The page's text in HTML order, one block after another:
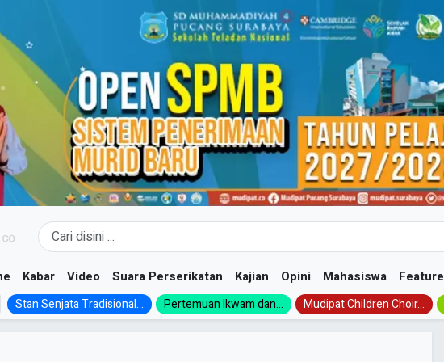
Kabar Video Suara Perserikatan Kajian Opini Mahasiswa Feature
Stan Senjata Tradisional... Pertemuan Ikwam dan... Mudipat Children Choir...